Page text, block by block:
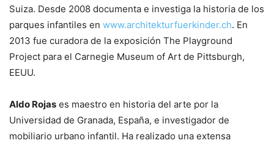
Suiza. Desde 2008 documenta e investiga la historia de los
parques infantiles en www.architekturfuerkinder.ch. En
2013 fue curadora de la exposición The Playground
Project para el Carnegie Museum of Art de Pittsburgh,
EEUU.
Aldo Rojas es maestro en historia del arte por la
Universidad de Granada, España, e investigador de
mobiliario urbano infantil. Ha realizado una extensa